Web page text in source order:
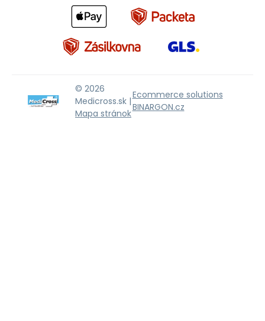
© 2026
Medicross.sk |
Mapa stránok
Ecommerce solutions
BINARGON.cz